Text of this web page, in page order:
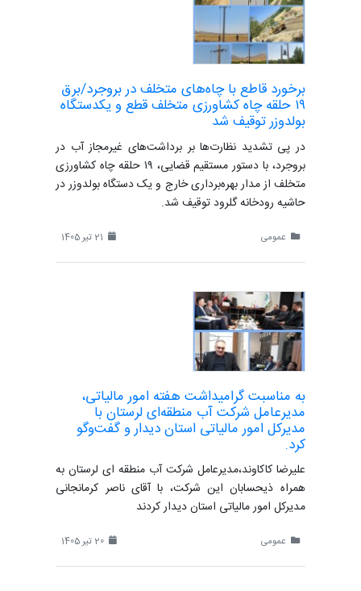
برخورد قاطع با چاه‌های متخلف در بروجرد/برق
۱۹ حلقه چاه کشاورزی متخلف قطع و یکدستگاه
بولدوزر توقیف شد
در پی تشدید نظارت‌ها بر برداشت‌های غیرمجاز آب در
بروجرد، با دستور مستقیم قضایی، ۱۹ حلقه چاه کشاورزی
متخلف از مدار بهره‌برداری خارج و یک دستگاه بولدوزر در
حاشیه رودخانه گلرود توقیف شد.
عمومی
به مناسبت گرامیداشت هفته امور مالیاتی،
مدیرعامل شرکت آب منطقه‌ای لرستان با
مدیرکل امور مالیاتی استان دیدار و گفت‌وگو
کرد.
علیرضا کاکاوند،مدیرعامل شرکت آب منطقه ای لرستان به
همراه ذیحسابان این شرکت، با آقای ناصر کرمانجانی
مدیرکل امور مالیاتی استان دیدار کردند
عمومی